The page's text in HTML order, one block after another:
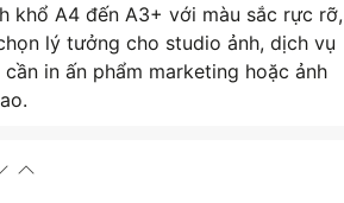
khổ A4 đến A3+ với màu sắc rực rỡ,
lý tưởng cho studio ảnh, dịch vụ
in ấn phẩm marketing hoặc ảnh